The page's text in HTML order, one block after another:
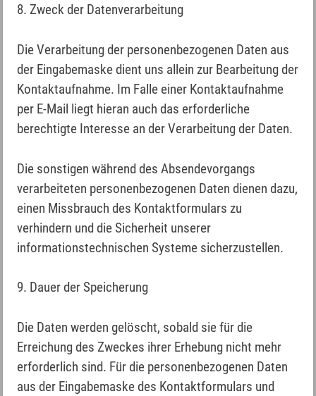
8. Zweck der Datenverarbeitung
Die Verarbeitung der personenbezogenen Daten aus
der Eingabemaske dient uns allein zur Bearbeitung der
Kontaktaufnahme. Im Falle einer Kontaktaufnahme
per E-Mail liegt hieran auch das erforderliche
berechtigte Interesse an der Verarbeitung der Daten.
Die sonstigen während des Absendevorgangs
verarbeiteten personenbezogenen Daten dienen dazu,
einen Missbrauch des Kontaktformulars zu
verhindern und die Sicherheit unserer
informationstechnischen Systeme sicherzustellen.
9. Dauer der Speicherung
Die Daten werden gelöscht, sobald sie für die
Erreichung des Zweckes ihrer Erhebung nicht mehr
erforderlich sind. Für die personenbezogenen Daten
aus der Eingabemaske des Kontaktformulars und